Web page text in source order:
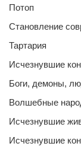
Потоп
Становление
Тартария
Исчезнувшие
Боги, демоны,
Волшебные
Исчезнувшие
Исчезнувшие